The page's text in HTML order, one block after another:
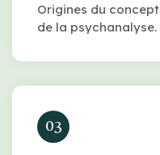
Origines du
de la psychanalyse.
03